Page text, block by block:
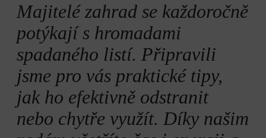
Majitelé zahrad se každoročně
potýkají s hromadami
spadaného listí. Připravili
jsme pro vás praktické tipy,
jak ho efektivně odstranit
nebo chytře využít. Díky našim